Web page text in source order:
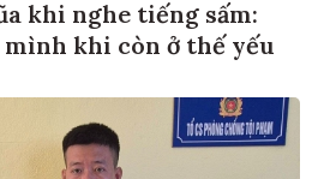
khi nghe tiếng sấm:
khi còn ở thế yếu